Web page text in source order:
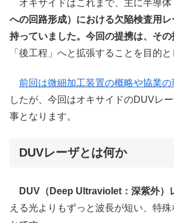
オキサイドはこれまで、主に半導体
への回路形成）における欠陥検査用
持っていました。今回の提携は、そ
「後工程」へと拡張することを目的と
前回は微細加工装置の概略や協業
したが、今回はオキサイドのDUVレ
事となります。
DUVレーザとは何か
DUV（Deep Ultraviolet：深紫外）
える光よりもずっと波長が短い、特